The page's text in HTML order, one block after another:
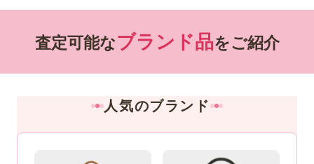
査定可能なブランド品をご紹介
人気のブランド